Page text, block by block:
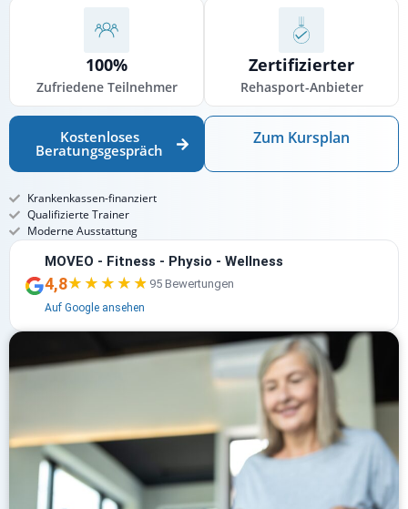
100%
Zufriedene Teilnehmer
Zertifizierter
Rehasport-Anbieter
Kostenloses
Beratungsgespräch
Zum Kursplan
Krankenkassen-finanziert
Qualifizierte Trainer
Moderne Ausstattung
MOVEO - Fitness - Physio - Wellness
4,8★★★★★
★★★★★ 95 Bewertungen
Auf Google ansehen